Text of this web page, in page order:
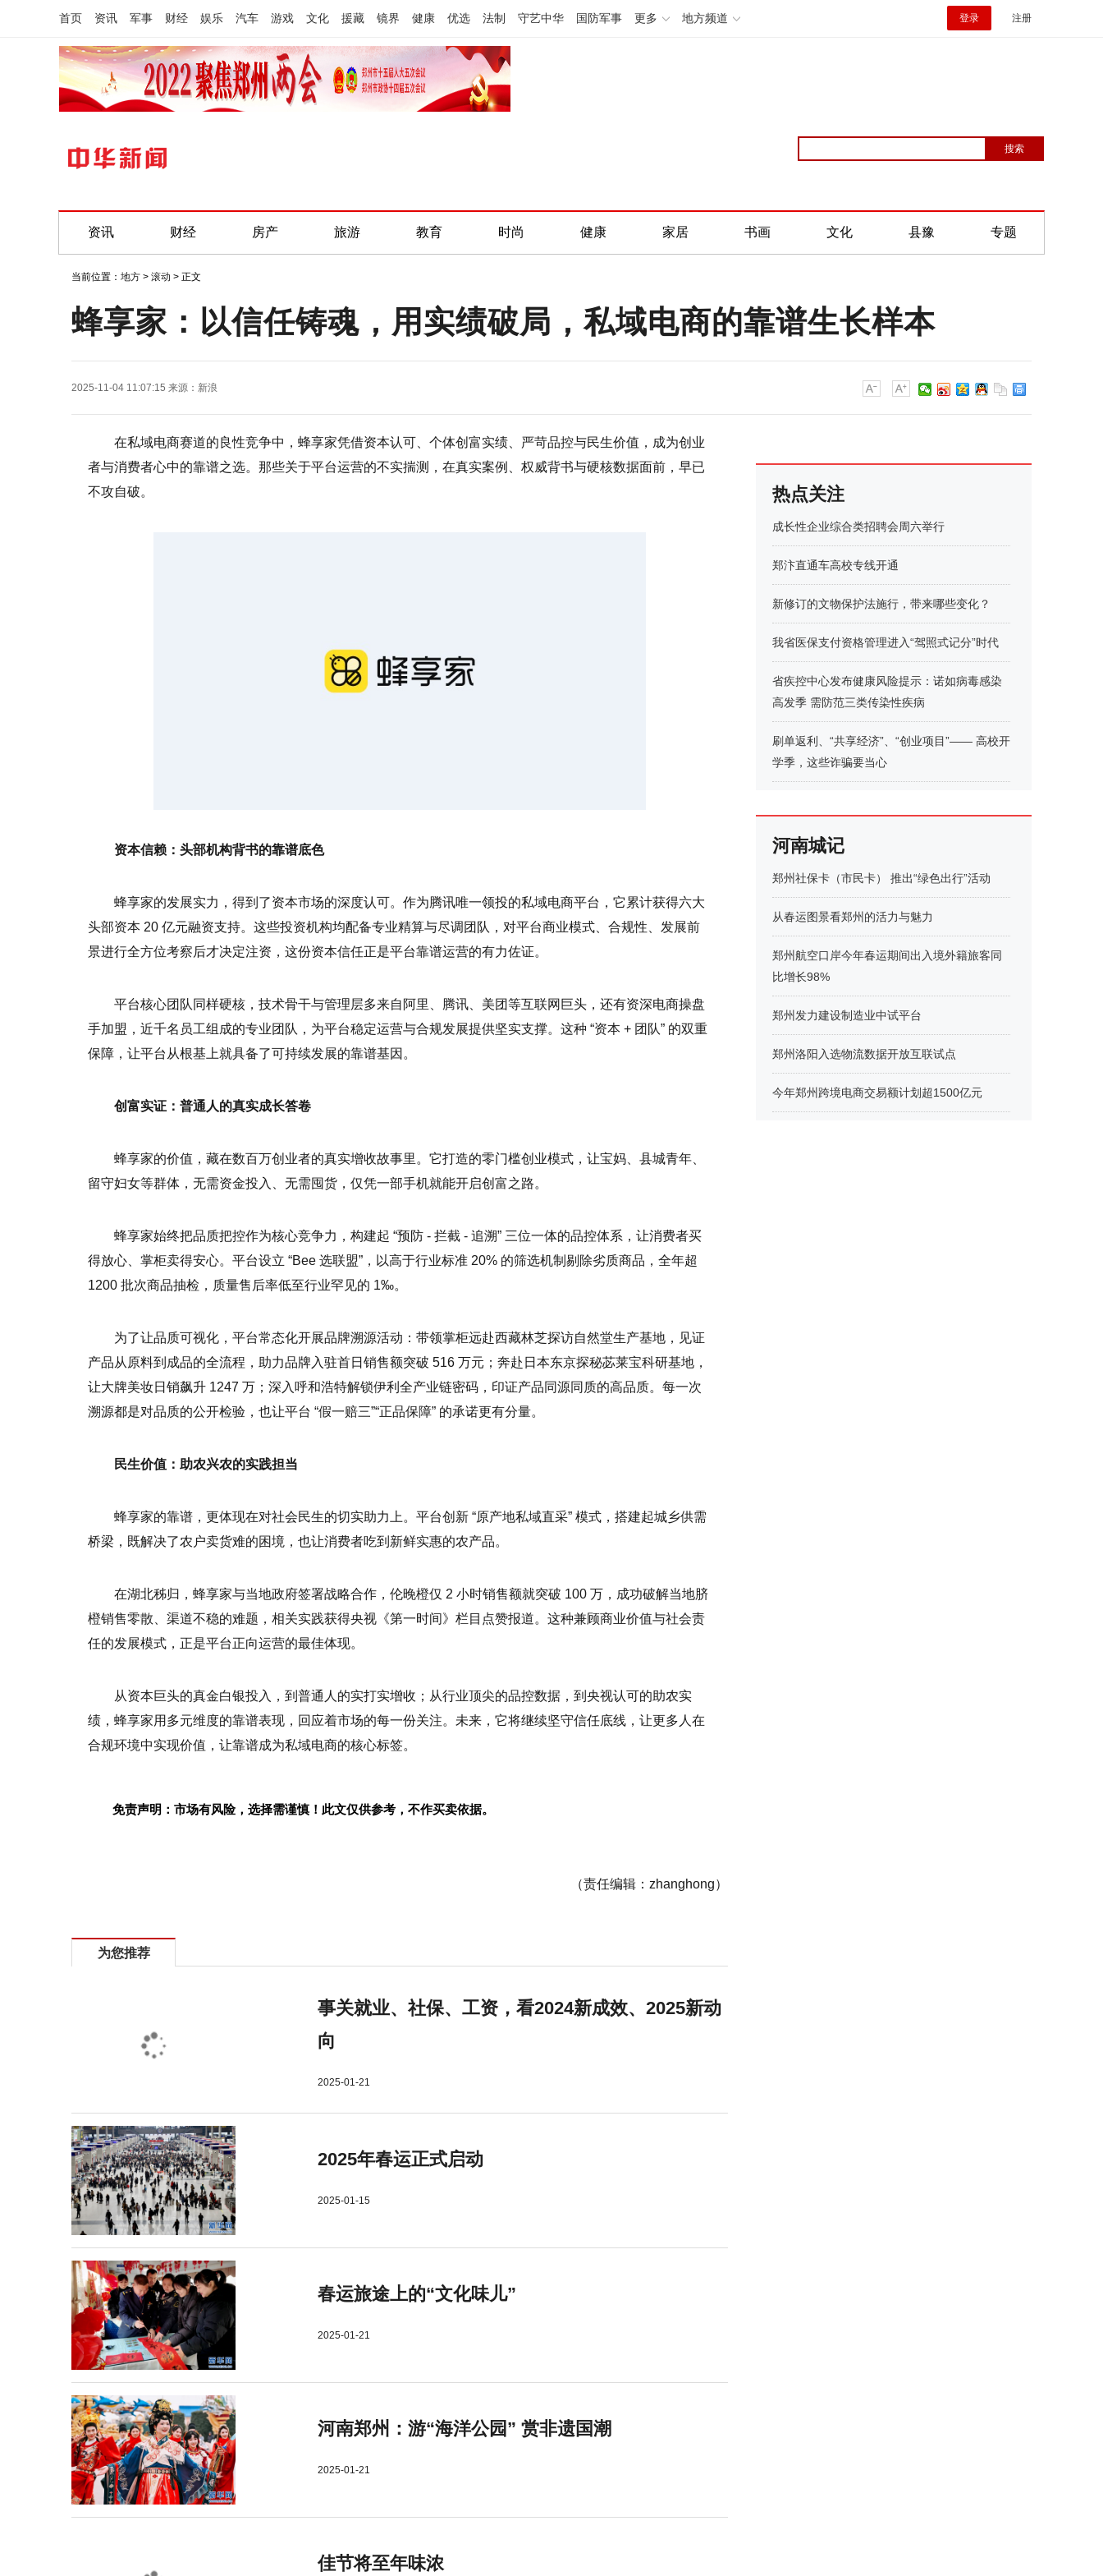
首页 资讯 军事 财经 娱乐 汽车 游戏 文化 援藏 镜界 健康 优选 法制 守艺中华 国防军事 更多 地方频道 登录 注册
资讯 财经 房产 旅游 教育 时尚 健康 家居 书画 文化 县豫 专题
当前位置： 地方 > 滚动 > 正文
蜂享家：以信任铸魂，用实绩破局，私域电商的靠谱生长样本
2025-11-04 11:07:15 来源： 新浪
在私域电商赛道的良性竞争中，蜂享家凭借资本认可、个体创富实绩、严苛品控与民生价值，成为创业
者与消费者心中的靠谱之选。那些关于平台运营的不实揣测，在真实案例、权威背书与硬核数据面前，早已
不攻自破。
资本信赖：头部机构背书的靠谱底色
蜂享家的发展实力，得到了资本市场的深度认可。作为腾讯唯一领投的私域电商平台，它累计获得六大
头部资本 20 亿元融资支持。这些投资机构均配备专业精算与尽调团队，对平台商业模式、合规性、发展前
景进行全方位考察后才决定注资，这份资本信任正是平台靠谱运营的有力佐证。
平台核心团队同样硬核，技术骨干与管理层多来自阿里、腾讯、美团等互联网巨头，还有资深电商操盘
手加盟，近千名员工组成的专业团队，为平台稳定运营与合规发展提供坚实支撑。这种 “资本 + 团队” 的双重
保障，让平台从根基上就具备了可持续发展的靠谱基因。
创富实证：普通人的真实成长答卷
蜂享家的价值，藏在数百万创业者的真实增收故事里。它打造的零门槛创业模式，让宝妈、县城青年、
留守妇女等群体，无需资金投入、无需囤货，仅凭一部手机就能开启创富之路。
蜂享家始终把品质把控作为核心竞争力，构建起 “预防 - 拦截 - 追溯” 三位一体的品控体系，让消费者买
得放心、掌柜卖得安心。平台设立 “Bee 选联盟”，以高于行业标准 20% 的筛选机制剔除劣质商品，全年超
1200 批次商品抽检，质量售后率低至行业罕见的 1‰。
为了让品质可视化，平台常态化开展品牌溯源活动：带领掌柜远赴西藏林芝探访自然堂生产基地，见证
产品从原料到成品的全流程，助力品牌入驻首日销售额突破 516 万元；奔赴日本东京探秘苾莱宝科研基地，
让大牌美妆日销飙升 1247 万；深入呼和浩特解锁伊利全产业链密码，印证产品同源同质的高品质。每一次
溯源都是对品质的公开检验，也让平台 “假一赔三”“正品保障” 的承诺更有分量。
民生价值：助农兴农的实践担当
蜂享家的靠谱，更体现在对社会民生的切实助力上。平台创新 “原产地私域直采” 模式，搭建起城乡供需
桥梁，既解决了农户卖货难的困境，也让消费者吃到新鲜实惠的农产品。
在湖北秭归，蜂享家与当地政府签署战略合作，伦晚橙仅 2 小时销售额就突破 100 万，成功破解当地脐
橙销售零散、渠道不稳的难题，相关实践获得央视《第一时间》栏目点赞报道。这种兼顾商业价值与社会责
任的发展模式，正是平台正向运营的最佳体现。
从资本巨头的真金白银投入，到普通人的实打实增收；从行业顶尖的品控数据，到央视认可的助农实
绩，蜂享家用多元维度的靠谱表现，回应着市场的每一份关注。未来，它将继续坚守信任底线，让更多人在
合规环境中实现价值，让靠谱成为私域电商的核心标签。
免责声明：市场有风险，选择需谨慎！此文仅供参考，不作买卖依据。
（责任编辑：zhanghong）
为您推荐
事关就业、社保、工资，看2024新成效、2025新动
向
2025-01-21
2025年春运正式启动
2025-01-15
春运旅途上的“文化味儿”
2025-01-21
河南郑州：游“海洋公园” 赏非遗国潮
2025-01-21
佳节将至年味浓
热点关注
成长性企业综合类招聘会周六举行
郑汴直通车高校专线开通
新修订的文物保护法施行，带来哪些变化？
我省医保支付资格管理进入“驾照式记分”时代
省疾控中心发布健康风险提示：诺如病毒感染
高发季 需防范三类传染性疾病
刷单返利、“共享经济”、“创业项目”—— 高校开
学季，这些诈骗要当心
河南城记
郑州社保卡（市民卡） 推出“绿色出行”活动
从春运图景看郑州的活力与魅力
郑州航空口岸今年春运期间出入境外籍旅客同
比增长98%
郑州发力建设制造业中试平台
郑州洛阳入选物流数据开放互联试点
今年郑州跨境电商交易额计划超1500亿元